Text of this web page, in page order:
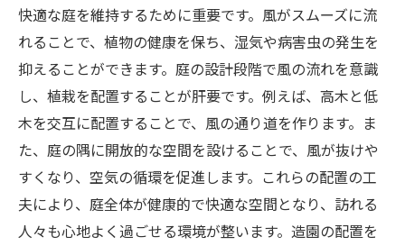
快適な庭を維持するために重要です。風がスムーズに流
れることで、植物の健康を保ち、湿気や病害虫の発生を
抑えることができます。庭の設計段階で風の流れを意識
し、植栽を配置することが肝要です。例えば、高木と低
木を交互に配置することで、風の通り道を作ります。ま
た、庭の隅に開放的な空間を設けることで、風が抜けや
すくなり、空気の循環を促進します。これらの配置の工
夫により、庭全体が健康的で快適な空間となり、訪れる
人々も心地よく過ごせる環境が整います。造園の配置を